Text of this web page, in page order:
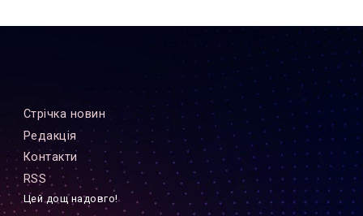
Стрiчка новин
Редакцiя
Контакти
RSS
Цей дощ надовго!